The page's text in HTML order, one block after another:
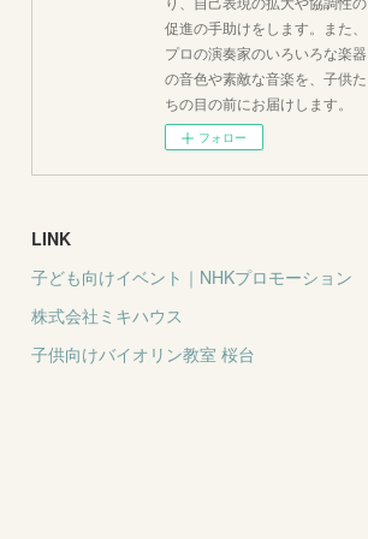
促進の手助けをします。また、
プロの演奏家のいろいろな楽器
の音色や素敵な音楽を、子供た
ちの目の前にお届けします。
フォロー
LINK
子ども向けイベント｜NHKプロモーション
株式会社ミキハウス
子供向けバイオリン教室 桜台